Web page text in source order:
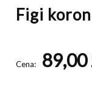
Figi
Cena: 89,00